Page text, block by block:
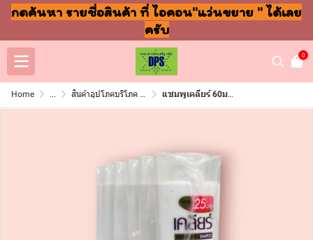
กดค้นหา รายชื่อสินค้า ที่ ไอคอน"แว่นขยาย " ได้เลย
ครับ
0
Home ... สินค้าอุปโภคบริโภค แชมพู สบู่ แปรงฟัน แชมพูเคลียร์ 60มล แพ็ค6ชิ้น แอปเปิ้ลไซเดอร์